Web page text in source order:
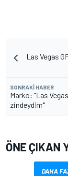
Las Vegas
SONRAKI HABER
Marko: "Las
zindeydim"
ÖNE ÇIKAN
DAHA